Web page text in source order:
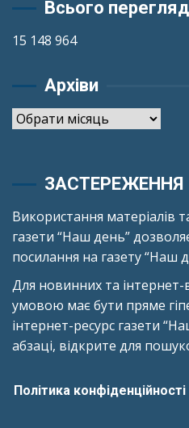
Всього
15 148 964
Архіви
Архіви
ЗАСТЕРЕЖЕННЯ
Використання матеріалів
газети “Наш день”
посилання на газету “Наш
Для новинних та
умовою має бути пряме
інтернет-ресурс газети
абзаці, відкрите для
Політика конфіденційності